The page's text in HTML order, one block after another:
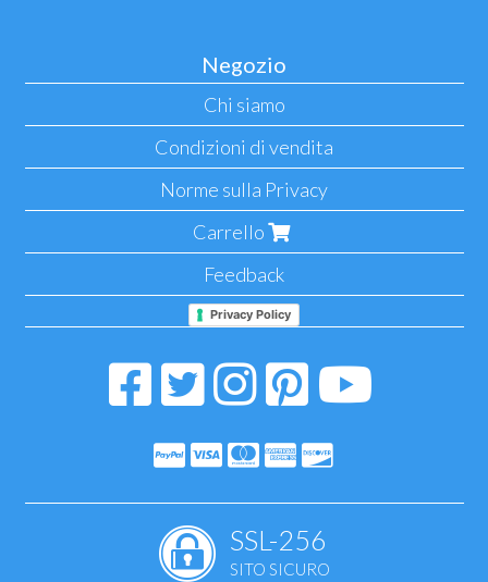
Negozio
Chi siamo
Condizioni di vendita
Norme sulla Privacy
Carrello
Feedback
Privacy Policy
SSL-256
SITO SICURO